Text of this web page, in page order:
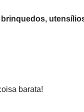
brinquedos,
barata!